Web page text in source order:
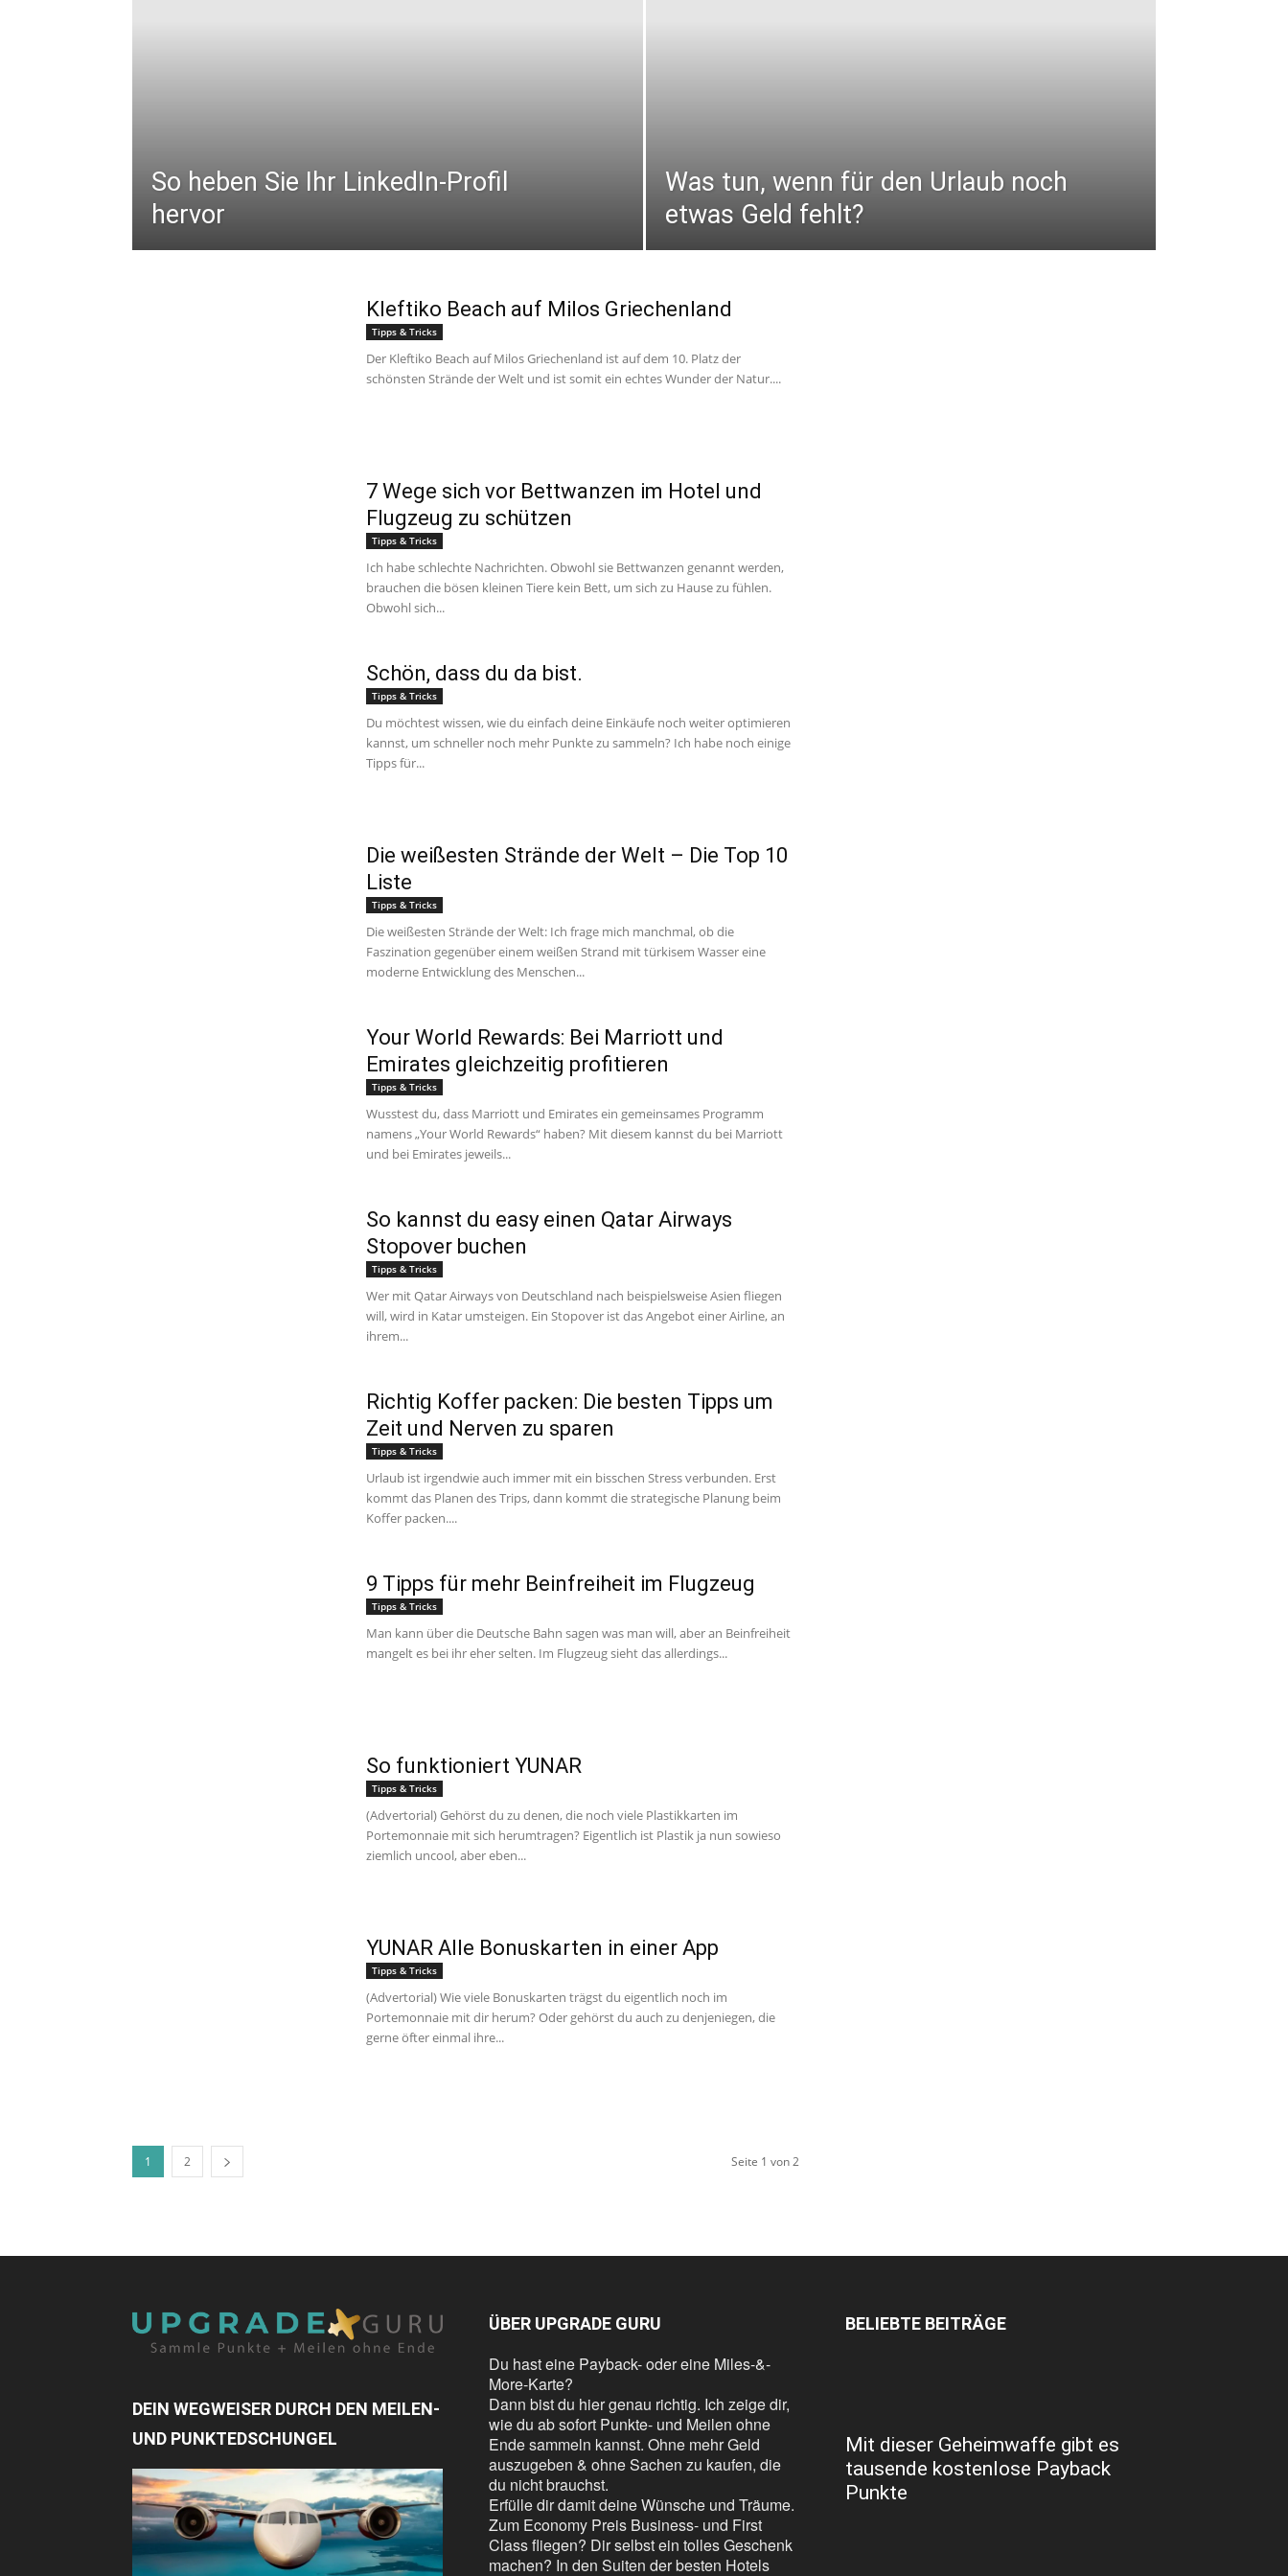
So heben Sie Ihr LinkedIn-Profil
hervor
Was tun, wenn für den Urlaub noch
etwas Geld fehlt?
Kleftiko Beach auf Milos Griechenland
Tipps & Tricks
Der Kleftiko Beach auf Milos Griechenland ist auf dem 10. Platz der
schönsten Strände der Welt und ist somit ein echtes Wunder der Natur....
7 Wege sich vor Bettwanzen im Hotel und
Flugzeug zu schützen
Tipps & Tricks
Ich habe schlechte Nachrichten. Obwohl sie Bettwanzen genannt werden,
brauchen die bösen kleinen Tiere kein Bett, um sich zu Hause zu fühlen.
Obwohl sich...
Schön, dass du da bist.
Tipps & Tricks
Du möchtest wissen, wie du einfach deine Einkäufe noch weiter optimieren
kannst, um schneller noch mehr Punkte zu sammeln? Ich habe noch einige
Tipps für...
Die weißesten Strände der Welt – Die Top 10
Liste
Tipps & Tricks
Die weißesten Strände der Welt: Ich frage mich manchmal, ob die
Faszination gegenüber einem weißen Strand mit türkisem Wasser eine
moderne Entwicklung des Menschen...
Your World Rewards: Bei Marriott und
Emirates gleichzeitig profitieren
Tipps & Tricks
Wusstest du, dass Marriott und Emirates ein gemeinsames Programm
namens „Your World Rewards“ haben? Mit diesem kannst du bei Marriott
und bei Emirates jeweils...
So kannst du easy einen Qatar Airways
Stopover buchen
Tipps & Tricks
Wer mit Qatar Airways von Deutschland nach beispielsweise Asien fliegen
will, wird in Katar umsteigen. Ein Stopover ist das Angebot einer Airline, an
ihrem...
Richtig Koffer packen: Die besten Tipps um
Zeit und Nerven zu sparen
Tipps & Tricks
Urlaub ist irgendwie auch immer mit ein bisschen Stress verbunden. Erst
kommt das Planen des Trips, dann kommt die strategische Planung beim
Koffer packen....
9 Tipps für mehr Beinfreiheit im Flugzeug
Tipps & Tricks
Man kann über die Deutsche Bahn sagen was man will, aber an Beinfreiheit
mangelt es bei ihr eher selten. Im Flugzeug sieht das allerdings...
So funktioniert YUNAR
Tipps & Tricks
(Advertorial) Gehörst du zu denen, die noch viele Plastikkarten im
Portemonnaie mit sich herumtragen? Eigentlich ist Plastik ja nun sowieso
ziemlich uncool, aber eben...
YUNAR Alle Bonuskarten in einer App
Tipps & Tricks
(Advertorial) Wie viele Bonuskarten trägst du eigentlich noch im
Portemonnaie mit dir herum? Oder gehörst du auch zu denjeniegen, die
gerne öfter einmal ihre...
1 2 Seite 1 von 2
DEIN WEGWEISER DURCH DEN MEILEN-
UND PUNKTEDSCHUNGEL
ÜBER UPGRADE GURU
Du hast eine Payback- oder eine Miles-&-
More-Karte?
Dann bist du hier genau richtig. Ich zeige dir,
wie du ab sofort Punkte- und Meilen ohne
Ende sammeln kannst. Ohne mehr Geld
auszugeben & ohne Sachen zu kaufen, die
du nicht brauchst.
Erfülle dir damit deine Wünsche und Träume.
Zum Economy Preis Business- und First
Class fliegen? Dir selbst ein tolles Geschenk
machen? In den Suiten der besten Hotels
BELIEBTE BEITRÄGE
Mit dieser Geheimwaffe gibt es
tausende kostenlose Payback
Punkte